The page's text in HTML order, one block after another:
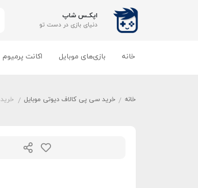
اپکـس شاپ
دنیای بازی‌ در دست تو
خانه بازی‌های موبایل اکانت پرمیوم
خانه / خرید سی پی کالاف دیوتی موبایل / خرید 10000 سی پی کالاف دیوتی موبایل